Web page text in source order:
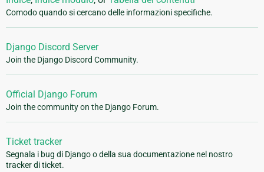
Comodo quando si cercano delle informazioni specifiche.
Django Discord Server
Join the Django Discord Community.
Official Django Forum
Join the community on the Django Forum.
Ticket tracker
Segnala i bug di Django o della sua documentazione nel nostro
tracker di ticket.